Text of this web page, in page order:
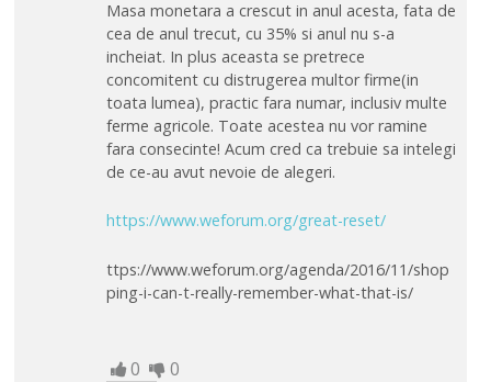
Masa monetara a crescut in anul acesta, fata de
cea de anul trecut, cu 35% si anul nu s-a
incheiat. In plus aceasta se pretrece
concomitent cu distrugerea multor firme(in
toata lumea), practic fara numar, inclusiv multe
ferme agricole. Toate acestea nu vor ramine
fara consecinte! Acum cred ca trebuie sa intelegi
de ce-au avut nevoie de alegeri.
https://www.weforum.org/great-reset/
ttps://www.weforum.org/agenda/2016/11/shop
ping-i-can-t-really-remember-what-that-is/
0 0